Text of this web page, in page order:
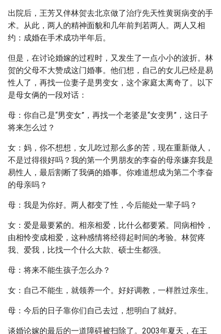
出院后，王芳又伴林贺去北京做了治疗先天性黄斑病变的手
术。从此，两人的精神面貌和几年前判若两人。两人又相
约：成婚在手术成功半年后。
但是，在讨论婚嫁的过程时，又发生了一点小小的波折。林
贺的父母不大赞成这门婚事。他们想，自己的女儿已经是易
性人了，再找一位妻子是男变女，这个家庭太离奇了。以下
是母女俩的一段对话：
母：你自己是“男变女”，再找一个老婆是“女变男”，这日子
将来怎么过？
女：妈，你不想想，女儿吃过那么多的苦，现在重新做人，
不是过得很好吗？我的第一个男朋友的李奋的母亲嫌弃我是
易性人，最后割断了我俩的婚事。你难道想成为第二个李奋
的母亲吗？
母：我是为你好。两人都变了性，今后能处一辈子吗？
女：爱是最要紧的。相亲相爱，比什么都要紧。同病相怜，
由相怜变成相爱，这种感情将经得起时间的考验。林贺疼
我、爱我，比找一个什么大款、硕士生都强。
母：将来不能生孩子怎么办？
女：自己不能生，就领养一个。好好调教，一样胜过亲生。
母：今后的日子靠你们自己去过，想明白了就好。
谈婚论嫁的最后的一道障碍被扫除了。2003年夏天，在王